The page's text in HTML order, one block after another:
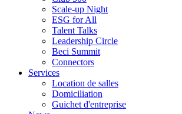
Scale-up Night
ESG for All
Talent Talks
Leadership Circle
Beci Summit
Connectors
Services
Location de salles
Domiciliation
Guichet d'entreprise